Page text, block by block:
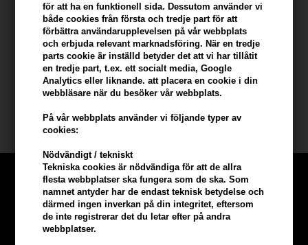
för att ha en funktionell sida. Dessutom använder vi
både cookies från första och tredje part för att
förbättra användarupplevelsen på vår webbplats
och erbjuda relevant marknadsföring. När en tredje
parts cookie är inställd betyder det att vi har tillåtit
en tredje part, t.ex. ett socialt media, Google
Analytics eller liknande. att placera en cookie i din
webbläsare när du besöker vår webbplats.
På vår webbplats använder vi följande typer av
cookies:
Nödvändigt / tekniskt
Tekniska cookies är nödvändiga för att de allra
flesta webbplatser ska fungera som de ska. Som
namnet antyder har de endast teknisk betydelse och
därmed ingen inverkan på din integritet, eftersom
de inte registrerar det du letar efter på andra
webbplatser.
- Använd fingrarna för att krama in produkten
- Låt håret lufttorka för en naturlig look
- Kan även användas för att skapa markerade slingor
- Perfekt för en vardaglig, cool frisyr
Storlek: 125 ml
Waterclouds